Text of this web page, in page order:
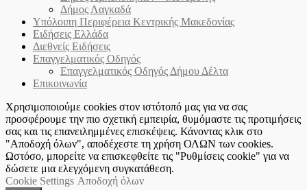
Δήμος Λαγκαδά
Υπόλοιπη Περιφέρεια Κεντρικής Μακεδονίας
Ειδήσεις Ελλάδα
Διεθνείς Ειδήσεις
Επαγγελματικός Οδηγός
Επαγγελματικός Οδηγός Δήμου Δέλτα
Επικοινωνία
Χρησιμοποιούμε cookies στον ιστότοπό μας για να σας
προσφέρουμε την πιο σχετική εμπειρία, θυμόμαστε τις προτιμήσεις
σας και τις επανειλημμένες επισκέψεις. Κάνοντας κλικ στο
"Αποδοχή όλων", αποδέχεστε τη χρήση ΟΛΩΝ των cookies.
Ωστόσο, μπορείτε να επισκεφθείτε τις "Ρυθμίσεις cookie" για να
δώσετε μια ελεγχόμενη συγκατάθεση.
Cookie Settings Αποδοχή όλων